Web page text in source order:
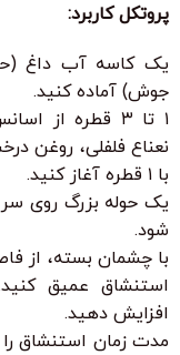
پروتکل کاربرد:
جوش) آماده کنید.
۱ تا ۳ قطره از
نعناع فلفلی، روغن
با ۱ قطره آغاز کنید.
یک حوله بزرگ روی
شود.
استنشاق عمیق
افزایش دهید.